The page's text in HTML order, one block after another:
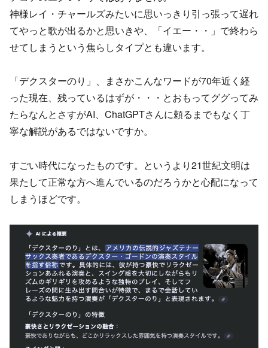
神様レイ・チャールズみたいに思いっきり引っ張って遅れ
てやっと歌が出るかと思いきや、「イエー・・」で終わら
せてしまうという焦らしタイプとも違います。
「デクスターのり」、まさかこんなワードが70年近く経
った現在、残っているはずが・・・とおもってググってみ
たらなんとさすがAI、ChatGPTさんに頼るまでもなく丁
寧な解説があるではないですか。
すごい時代になったものです。というより21世紀文明は
果たして正常な方へ進んでいるのだろうかと心配になって
しまうほどです。